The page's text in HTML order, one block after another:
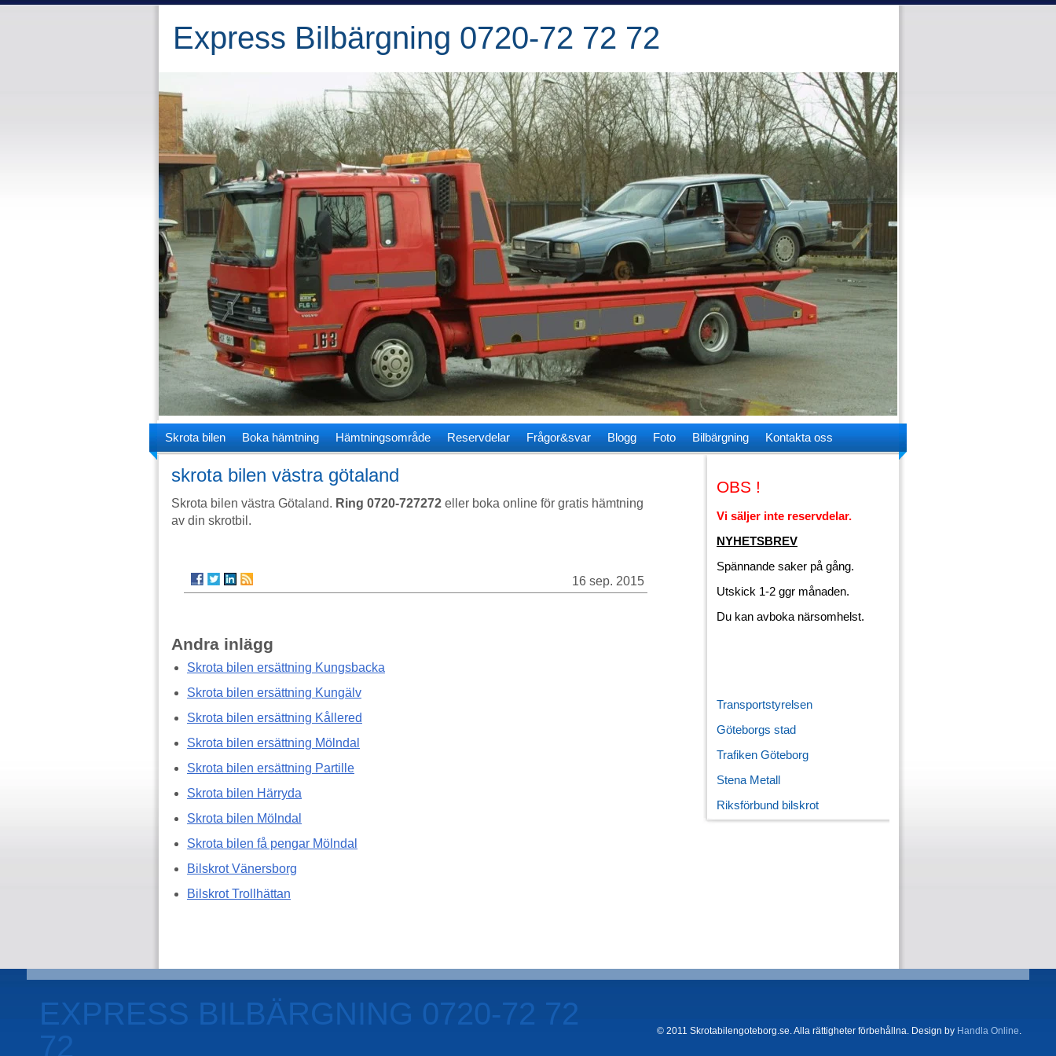
Express Bilbärgning 0720-72 72 72
Skrota bilen Boka hämtning Hämtningsområde Reservdelar Frågor&svar Blogg Foto Bilbärgning Kontakta oss
skrota bilen västra götaland
Skrota bilen västra Götaland. Ring 0720-727272 eller boka online för gratis hämtning
av din skrotbil.
16 sep. 2015
Andra inlägg
Skrota bilen ersättning Kungsbacka
Skrota bilen ersättning Kungälv
Skrota bilen ersättning Kållered
Skrota bilen ersättning Mölndal
Skrota bilen ersättning Partille
Skrota bilen Härryda
Skrota bilen Mölndal
Skrota bilen få pengar Mölndal
Bilskrot Vänersborg
Bilskrot Trollhättan
OBS !
Vi säljer inte reservdelar.
NYHETSBREV
Spännande saker på gång.
Utskick 1-2 ggr månaden.
Du kan avboka närsomhelst.
Transportstyrelsen
Göteborgs stad
Trafiken Göteborg
Stena Metall
Riksförbund bilskrot
EXPRESS BILBÄRGNING 0720-72 72
72
© 2011 Skrotabilengoteborg.se. Alla rättigheter förbehållna. Design by Handla Online.